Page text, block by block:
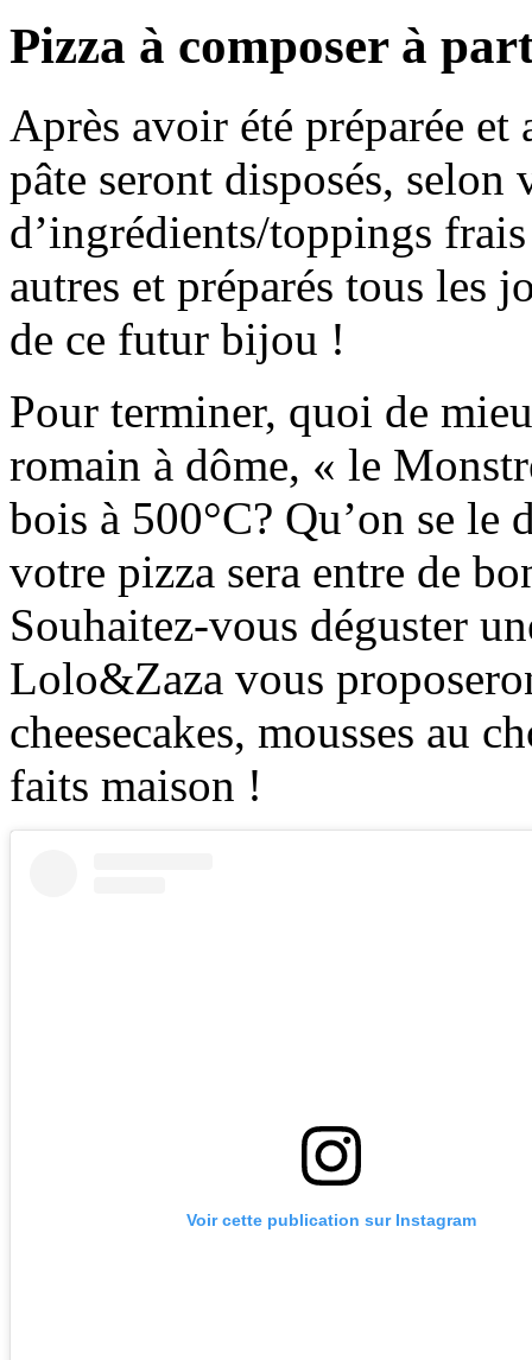
Pizza à composer à
Après avoir été préparée et
pâte seront disposés, selon
d’ingrédients/toppings
autres et préparés tous les
de ce futur bijou !
Pour terminer, quoi de
romain à dôme, « le
bois à 500°C? Qu’on se
votre pizza sera entre de
Souhaitez-vous déguster
Lolo&Zaza vous
cheesecakes, mousses au
faits maison !
Voir cette publication sur Instagram